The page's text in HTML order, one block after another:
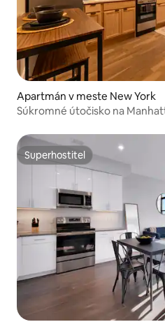
Apartmán v meste New York
Súkromné útočisko na
Superhostiteľ
Superhostiteľ